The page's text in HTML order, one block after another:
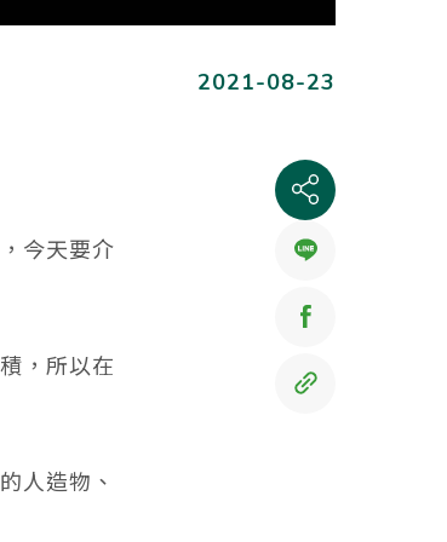
2021-08-23
今天要介
，所以在
人造物、